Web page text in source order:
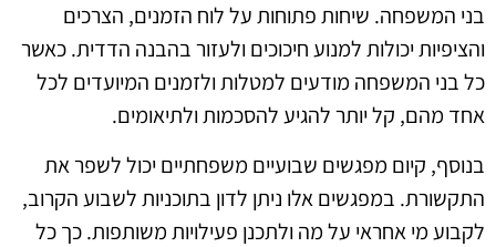
בני המשפחה. שיחות פתוחות על לוח הזמנים, הצרכים
והציפיות יכולות למנוע חיכוכים ולעזור בהבנה הדדית. כאשר
כל בני המשפחה מודעים למטלות ולזמנים המיועדים לכל
אחד מהם, קל יותר להגיע להסכמות ולתיאומים.
בנוסף, קיום מפגשים שבועיים משפחתיים יכול לשפר את
התקשורת. במפגשים אלו ניתן לדון בתוכניות לשבוע הקרוב,
לקבוע מי אחראי על מה ולתכנן פעילויות משותפות. כך כל